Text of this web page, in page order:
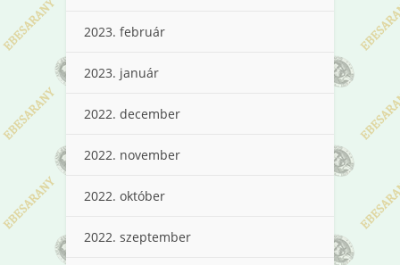
2023. február
2023. január
2022. december
2022. november
2022. október
2022. szeptember